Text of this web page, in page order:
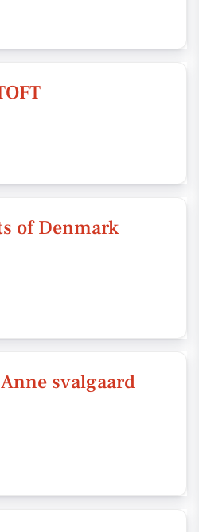
of Denmark
svalgaard